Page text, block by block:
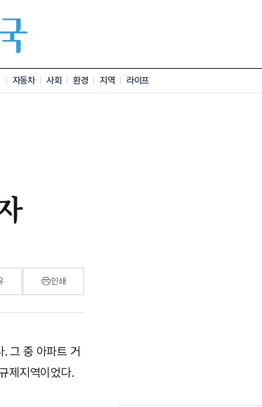
자동차 사회 환경 지역 라이프
인쇄
그 중 아파트 거
제지역이었다.